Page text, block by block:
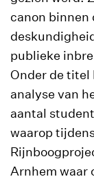
canon binnen
publieke
Onder de titel
analyse van
aantal
waarop
Arnhem waar